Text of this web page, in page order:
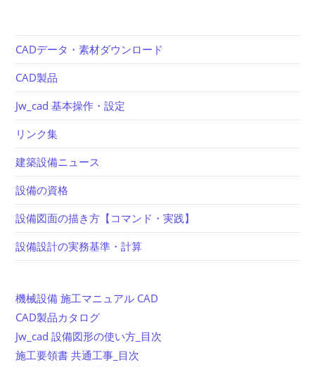
CADデータ・素材ダウンロード
CAD製品
Jw_cad 基本操作・設定
リンク集
建築設備ニュース
設備の資格
設備図面の描き方【コマンド・実践】
設備設計の実務基準・計算
機械設備 施工マニュアル CAD
CAD製品カタログ
Jw_cad 設備図形の使い方_目次
施工要領書 共通工事_目次